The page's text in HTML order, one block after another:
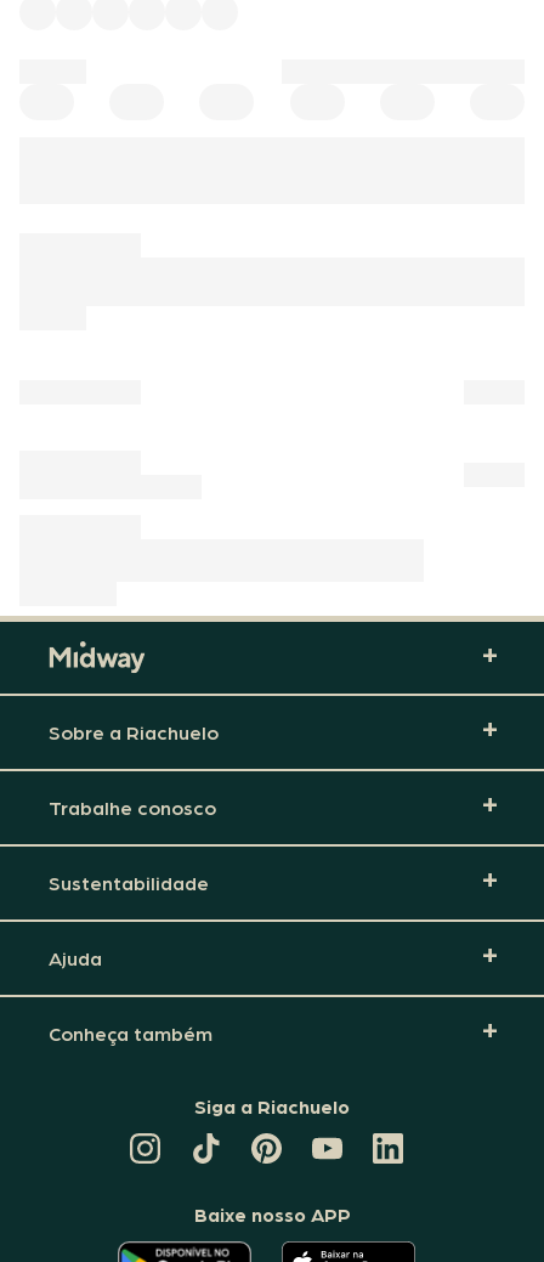
Sobre a Riachuelo
Trabalhe conosco
Sustentabilidade
Ajuda
Conheça também
Siga a Riachuelo
TIKTOK
DA
PINTEREST
DA
CANAL
DA
RIACHUELO
LINKEDIN
DA
Baixe nosso APP
O O